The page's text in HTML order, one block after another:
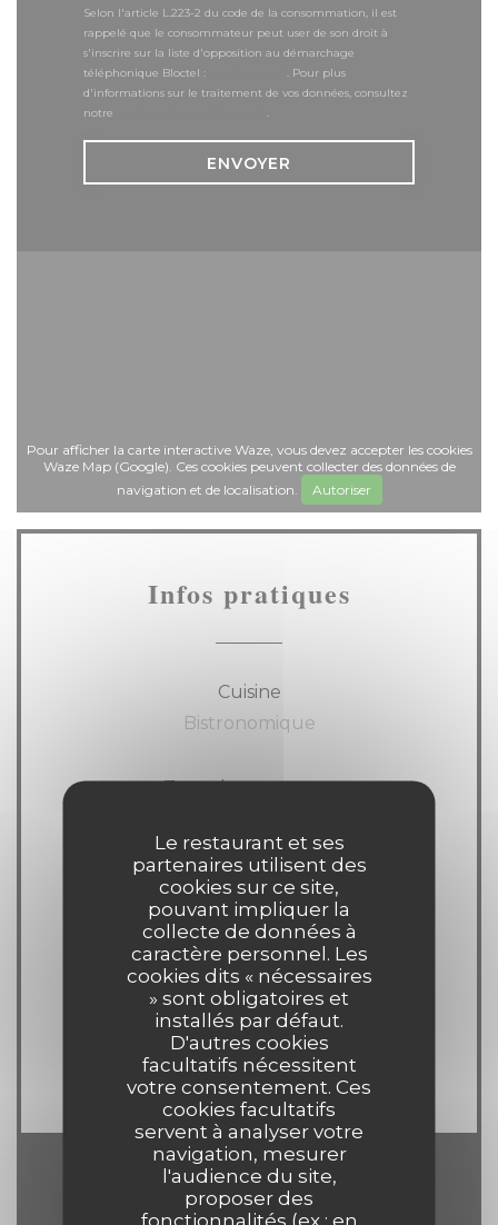
Le restaurant et ses
partenaires utilisent des
cookies sur ce site,
pouvant impliquer la
collecte de données à
caractère personnel. Les
cookies dits « nécessaires
» sont obligatoires et
installés par défaut.
D'autres cookies
facultatifs nécessitent
votre consentement. Ces
cookies facultatifs
servent à analyser votre
navigation, mesurer
l'audience du site,
proposer des
fonctionnalités (ex : en
Selon l'article L.223-2 du code de la consommation, il est
rappelé que le consommateur peut user de son droit à
s'inscrire sur la liste d'opposition au démarchage
téléphonique Bloctel :
. Pour plus
d'informations sur le traitement de vos données, consultez
notre
.
Pour afficher la carte interactive Waze, vous devez accepter les cookies
Waze Map (Google). Ces cookies peuvent collecter des données de
navigation et de localisation.
Autoriser
Infos pratiques
Cuisine
Bistronomique
Type de restaurant
Services
Wifi, Terrasse
Moyens de paiement
American Express, Visa,
Eurocard/Mastercard, Espèces, Carte
Bleue
Horaires